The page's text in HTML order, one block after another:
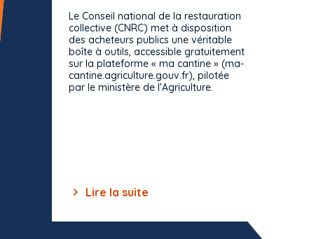
Le Conseil national de la restauration
collective (CNRC) met à disposition
des acheteurs publics une véritable
boîte à outils, accessible gratuitement
sur la plateforme « ma cantine » (ma-
cantine.agriculture.gouv.fr), pilotée
par le ministère de l'Agriculture.
Lire la suite